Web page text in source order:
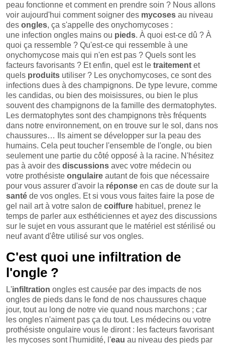
peau fonctionne et comment en prendre soin ? Nous allons
voir aujourd'hui comment soigner des mycoses au niveau
des ongles, ça s'appelle des onychomycoses :
une infection ongles mains ou pieds. À quoi est-ce dû ? À
quoi ça ressemble ? Qu'est-ce qui ressemble à une
onychomycose mais qui n'en est pas ? Quels sont les
facteurs favorisants ? Et enfin, quel est le traitement et
quels produits utiliser ? Les onychomycoses, ce sont des
infections dues à des champignons. De type levure, comme
les candidas, ou bien des moisissures, ou bien le plus
souvent des champignons de la famille des dermatophytes.
Les dermatophytes sont des champignons très fréquents
dans notre environnement, on en trouve sur le sol, dans nos
chaussures… Ils aiment se développer sur la peau des
humains. Cela peut toucher l'ensemble de l'ongle, ou bien
seulement une partie du côté opposé à la racine. N'hésitez
pas à avoir des discussions avec votre médecin ou
votre prothésiste ongulaire autant de fois que nécessaire
pour vous assurer d'avoir la réponse en cas de doute sur la
santé de vos ongles. Et si vous vous faites faire la pose de
gel nail art à votre salon de coiffure habituel, prenez le
temps de parler aux esthéticiennes et ayez des discussions
sur le sujet en vous assurant que le matériel est stérilisé ou
neuf avant d'être utilisé sur vos ongles.
C'est quoi une infiltration de
l'ongle ?
L'infiltration ongles est causée par des impacts de nos
ongles de pieds dans le fond de nos chaussures chaque
jour, tout au long de notre vie quand nous marchons ; car
les ongles n'aiment pas ça du tout. Les médecins ou votre
prothésiste ongulaire vous le diront : les facteurs favorisant
les mycoses sont l'humidité, l'eau au niveau des pieds par